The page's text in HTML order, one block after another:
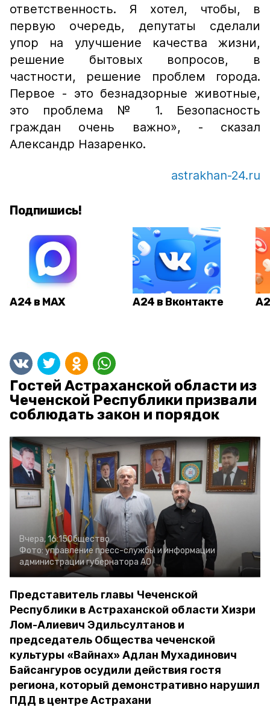
ответственность. Я хотел, чтобы, в
первую очередь, депутаты сделали
упор на улучшение качества жизни,
решение бытовых вопросов, в
частности, решение проблем города.
Первое - это безнадзорные животные,
это проблема № 1. Безопасность
граждан очень важно», - сказал
Александр Назаренко.
astrakhan-24.ru
Подпишись!
А24 в MAX А24 в Вконтакте
Гостей Астраханской области из
Чеченской Республики призвали
соблюдать закон и порядок
Вчера, 16:15Общество
Фото: управление пресс-службы и информации
администрации губернатора АО
Представитель главы Чеченской
Республики в Астраханской области Хизри
Лом-Алиевич Эдильсултанов и
председатель Общества чеченской
культуры «Вайнах» Адлан Мухадинович
Байсангуров осудили действия гостя
региона, который демонстративно нарушил
ПДД в центре Астрахани